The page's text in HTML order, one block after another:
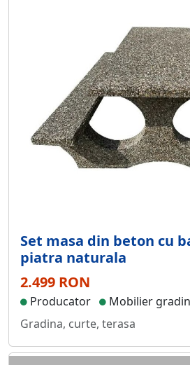
Set masa din beton cu
piatra naturala
2.499 RON
Producator Mobilier
Gradina, curte, terasa